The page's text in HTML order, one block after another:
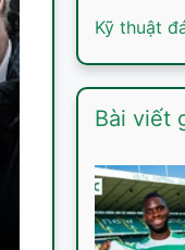
Kỹ thuật
Bài viết